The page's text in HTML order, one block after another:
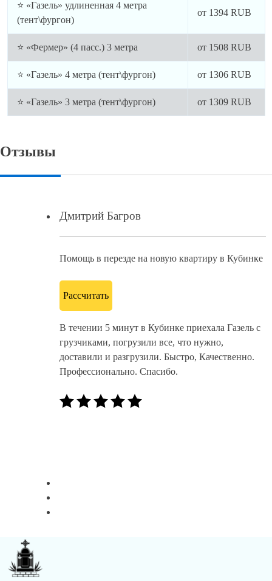
⭐ «Газель» удлиненная 4 метра
(тент\фургон)
от 1394 RUB
⭐ «Фермер» (4 пасс.) 3 метра от 1508 RUB
⭐ «Газель» 4 метра (тент\фургон) от 1306 RUB
⭐ «Газель» 3 метра (тент\фургон) от 1309 RUB
Отзывы
Дмитрий Багров
Помощь в перезде на новую квартиру в Кубинке
Рассчитать
В течении 5 минут в Кубинке приехала Газель с
грузчиками, погрузили все, что нужно,
доставили и разгрузили. Быстро, Качественно.
Профессионально. Спасибо.